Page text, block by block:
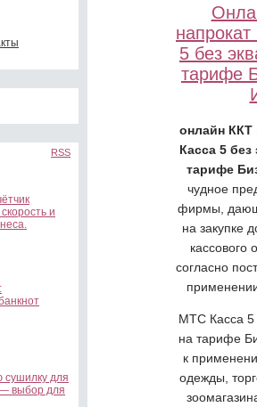
RSS
и
сушилку для
— выбор для
5 без
тарифе
онлайн ККТ
Касса 5 без
тарифе
чудное
фирмы,
на закупке
кассового
согласно
МТС Касса 5
на тарифе
к
одежды,